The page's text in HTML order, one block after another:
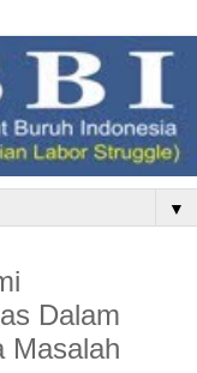
▼
Dalam
Masalah